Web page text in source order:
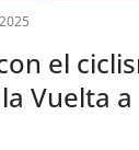
el
Vuelta a